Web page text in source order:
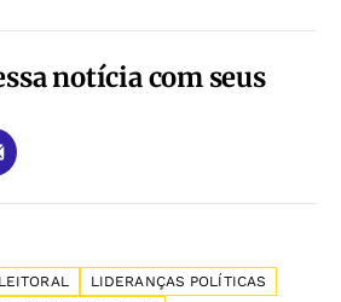
notícia com seus
LIDERANÇAS POLÍTICAS